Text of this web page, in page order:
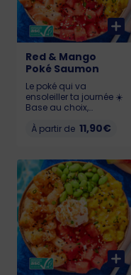
Red & Mango
Poké Saumon
Le poké qui va
ensoleiller ta journée ☀️
Base au choix,
de mangue 🥭,
(Saumon certifié ASC)
Allergènes : Poisson,
gluten, soja, lait,
sésame KCAL : LIL :
526 - MED : 719 - BIG :
990
À partir de 11,90€